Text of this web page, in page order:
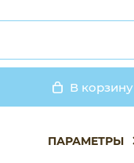
В корзину
ПАРАМЕТРЫ